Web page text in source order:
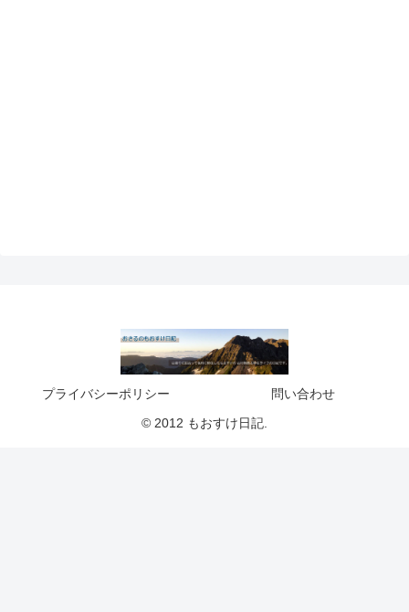
プライバシーポリシー
問い合わせ
© 2012 もおすけ日記.